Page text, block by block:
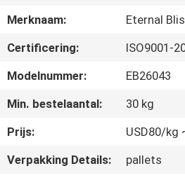
FABRIEKSREIS
CONTACTEER
ONS
Merknaam:
Eternal
Certificering:
ISO9001-
Modelnummer:
EB26043
Min. bestelaantal:
30 kg
Prijs:
USD80/kg
Verpakking Details:
pallets